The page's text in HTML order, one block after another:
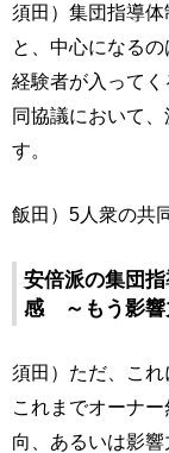
須田）集団指導
と、中心になる
経験者が入って
同協議において
す。
飯田）5人衆の共
安倍派の集団
感 ～もう影響
須田）ただ、これ
これまでオーナ
向、あるいは影